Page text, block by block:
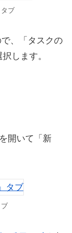
ブ
、「タスクの
します。
開いて「新